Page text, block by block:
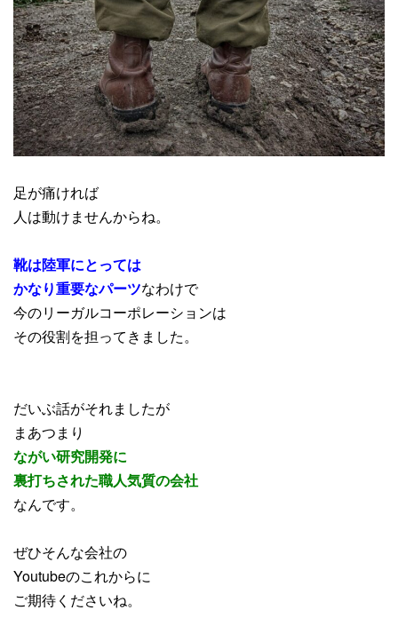
足が痛ければ
人は動けませんからね。
靴は陸軍にとっては
かなり重要なパーツなわけで
今のリーガルコーポレーションは
その役割を担ってきました。
だいぶ話がそれましたが
まあつまり
ながい研究開発に
裏打ちされた職人気質の会社
なんです。
ぜひそんな会社の
Youtubeのこれからに
ご期待くださいね。